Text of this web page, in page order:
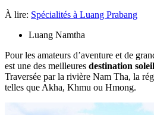
À lire: Spécialités à Luang Prabang
Luang Namtha
Pour les amateurs d’aventure et de
est une des meilleures destination
Traversée par la rivière Nam Tha, la
telles que Akha, Khmu ou Hmong.